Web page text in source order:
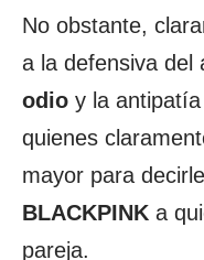
No obstante,
a la defensiva del
odio y la
quienes
mayor para
BLACKPINK a
pareja.